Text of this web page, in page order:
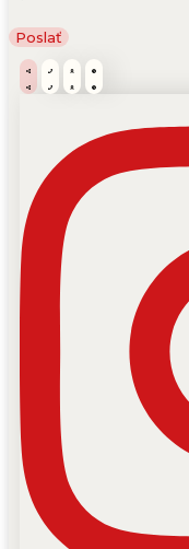
Poslať